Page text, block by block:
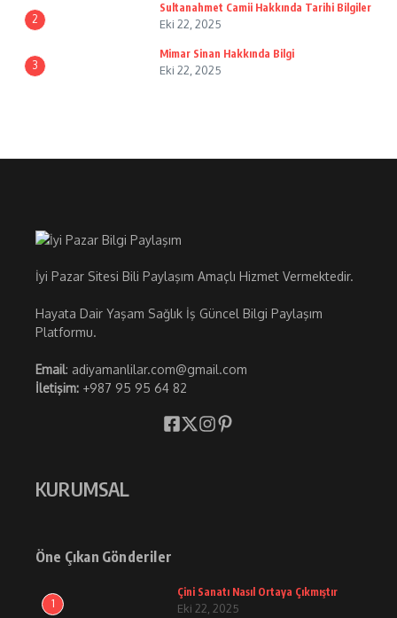
2
Sultanahmet Camii Hakkında Tarihi Bilgiler
Eki 22, 2025
3
Mimar Sinan Hakkında Bilgi
Eki 22, 2025
İyi Pazar Sitesi Bili Paylaşım Amaçlı Hizmet Vermektedir.
Hayata Dair Yaşam Sağlık İş Güncel Bilgi Paylaşım
Platformu.
Email: adiyamanlilar.com@gmail.com
İletişim: +987 95 95 64 82
KURUMSAL
Öne Çıkan Gönderiler
1
Çini Sanatı Nasıl Ortaya Çıkmıştır
Eki 22, 2025